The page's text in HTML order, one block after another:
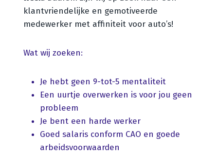
klantvriendelijke en gemotiveerde
medewerker met affiniteit voor auto’s!
Wat wij zoeken:
Je hebt geen 9-tot-5 mentaliteit
Een uurtje overwerken is voor jou geen
probleem
Je bent een harde werker
Goed salaris conform CAO en goede
arbeidsvoorwaarden